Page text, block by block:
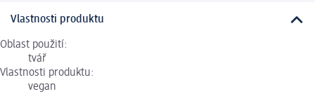
Vlastnosti produktu
Oblast použití:
tvář
Vlastnosti produktu:
vegan